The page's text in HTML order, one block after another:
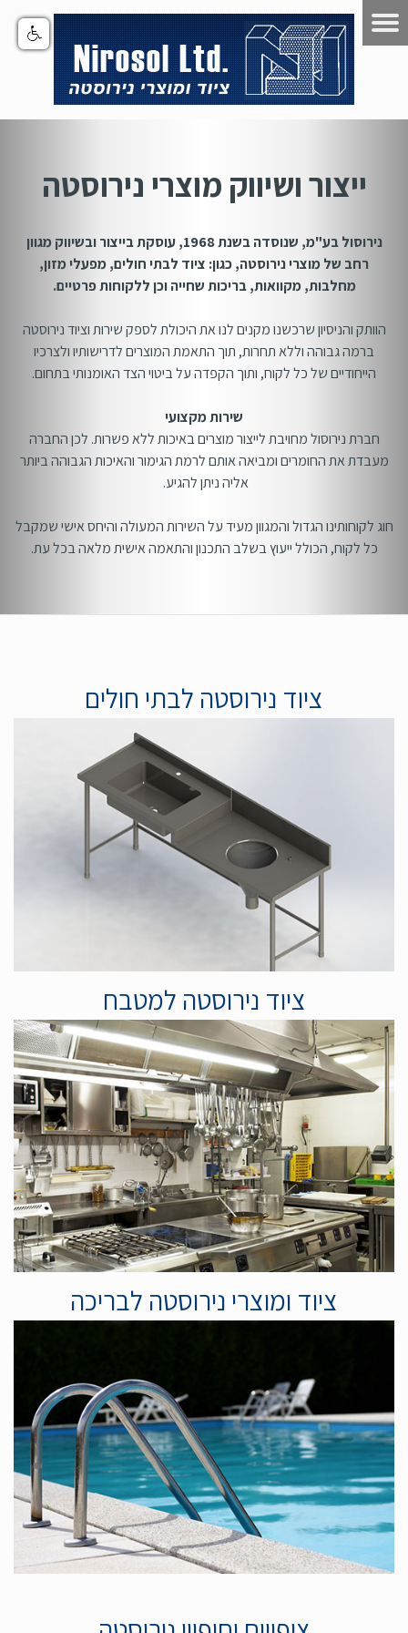
ייצור ושיווק מוצרי נירוסטה
נירוסול בע"מ, שנוסדה בשנת 1968, עוסקת בייצור ובשיווק מגוון
רחב של מוצרי נירוסטה, כגון: ציוד לבתי חולים, מפעלי מזון,
מחלבות, מקוואות, בריכות שחייה וכן ללקוחות פרטיים.
הוותק והניסיון שרכשנו מקנים לנו את היכולת לספק שירות וציוד נירוסטה
ברמה גבוהה וללא תחרות, תוך התאמת המוצרים לדרישותיו ולצרכיו
הייחודיים של כל לקוח, ותוך הקפדה על ביטוי הצד האומנותי בתחום.
שירות מקצועי
חברת נירוסול מחויבת לייצור מוצרים באיכות ללא פשרות. לכן החברה
מעבדת את החומרים ומביאה אותם לרמת הגימור והאיכות הגבוהה ביותר
אליה ניתן להגיע.
חוג לקוחותינו הגדול והמגוון מעיד על השירות המעולה והיחס אישי שמקבל
כל לקוח, הכולל ייעוץ בשלב התכנון והתאמה אישית מלאה בכל עת.
ציוד נירוסטה לבתי חולים
ציוד נירוסטה למטבח
ציוד ומוצרי נירוסטה לבריכה